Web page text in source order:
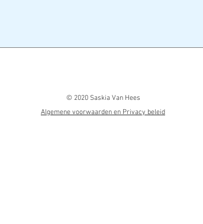
© 2020 Saskia Van Hees
Algemene voorwaarden en Privacy beleid